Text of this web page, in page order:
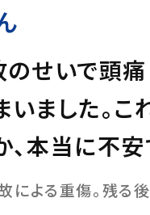
のせいで頭
いました。こ
、本当に不
による重傷。残る